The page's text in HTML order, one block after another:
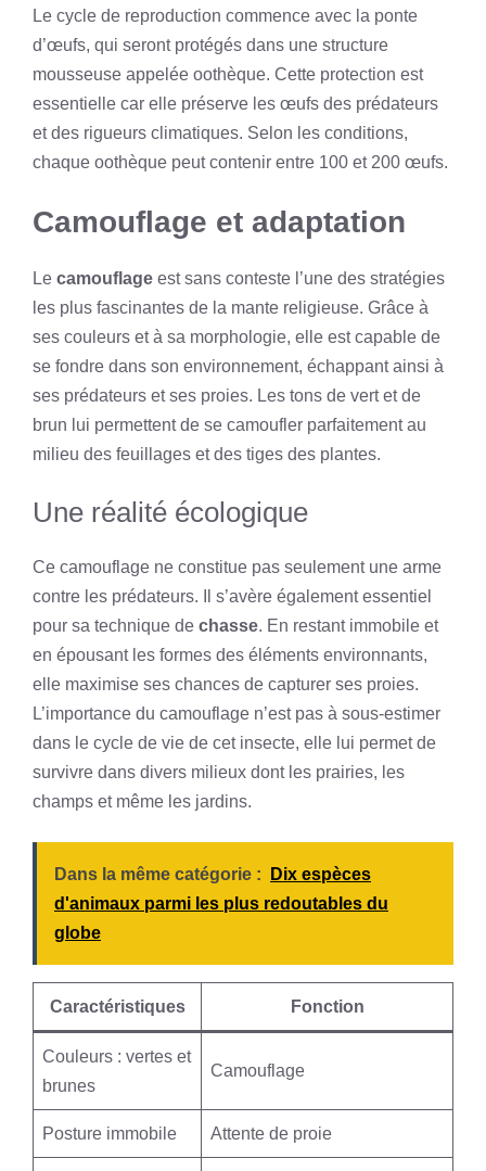
Le cycle de reproduction commence avec la ponte
d’œufs, qui seront protégés dans une structure
mousseuse appelée oothèque. Cette protection est
essentielle car elle préserve les œufs des prédateurs
et des rigueurs climatiques. Selon les conditions,
chaque oothèque peut contenir entre 100 et 200 œufs.
Camouflage et adaptation
Le camouflage est sans conteste l’une des stratégies
les plus fascinantes de la mante religieuse. Grâce à
ses couleurs et à sa morphologie, elle est capable de
se fondre dans son environnement, échappant ainsi à
ses prédateurs et ses proies. Les tons de vert et de
brun lui permettent de se camoufler parfaitement au
milieu des feuillages et des tiges des plantes.
Une réalité écologique
Ce camouflage ne constitue pas seulement une arme
contre les prédateurs. Il s’avère également essentiel
pour sa technique de chasse. En restant immobile et
en épousant les formes des éléments environnants,
elle maximise ses chances de capturer ses proies.
L’importance du camouflage n’est pas à sous-estimer
dans le cycle de vie de cet insecte, elle lui permet de
survivre dans divers milieux dont les prairies, les
champs et même les jardins.
Dans la même catégorie :
Dix espèces
d'animaux parmi les plus redoutables du
globe
Caractéristiques Fonction
Couleurs : vertes et
brunes
Camouflage
Posture immobile Attente de proie